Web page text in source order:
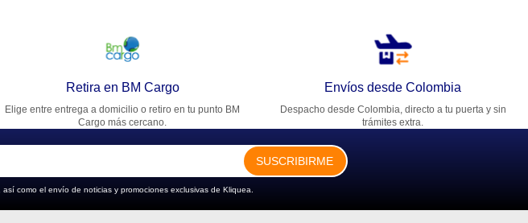
Retira en BM Cargo
Elige entre entrega a domicilio o retiro en tu punto BM
Cargo más cercano.
Envíos desde Colombia
Despacho desde Colombia, directo a tu puerta y sin
trámites extra.
SUSCRIBIRME
, así como el envío de noticias y promociones exclusivas de Kliquea.